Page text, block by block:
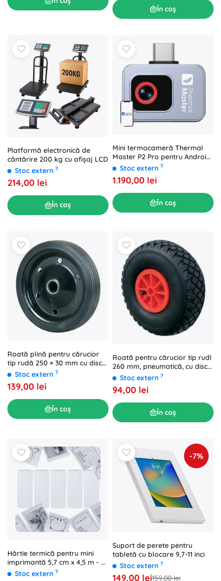
În coș
Platformă electronică de
cântărire 200 kg cu afișaj LCD
Stoc extern ?
214,00 lei
În coș
Mini termocameră Thermal
Master P2 Pro pentru Android
(USB‑C)
Stoc extern ?
1.190,00 lei
În coș
Roată plină pentru cărucior
tip rudă 250 × 30 mm cu disc
metalic
Stoc extern ?
139,00 lei
În coș
Roată pentru cărucior tip rudl
260 mm, pneumatică, cu disc
din plastic, butuc 20 mm
Stoc extern ?
94,00 lei
În coș
Hârtie termică pentru mini
imprimantă 5,7 cm x 4,5 m - 5
bucStoc extern ?
-7%
Suport de perete pentru
tabletă cu blocare 9,7-11 inci
Stoc extern ?
149,00 lei159,00 lei